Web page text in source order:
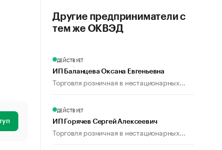
Другие предприниматели с
тем же ОКВЭД
ДЕЙСТВУЕТ
ИП Баланцева Оксана Евгеньевна
Торговля розничная в нестационарных...
ДЕЙСТВУЕТ
ИП Горячев Сергей Алексеевич
Торговля розничная в нестационарных...